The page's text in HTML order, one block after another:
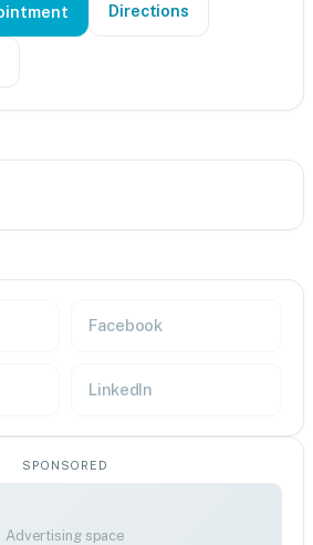
Directions
Facebook
LinkedIn
SPONSORED
Advertising space